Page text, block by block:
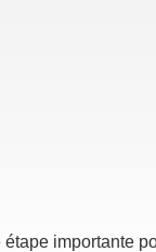
étape importante